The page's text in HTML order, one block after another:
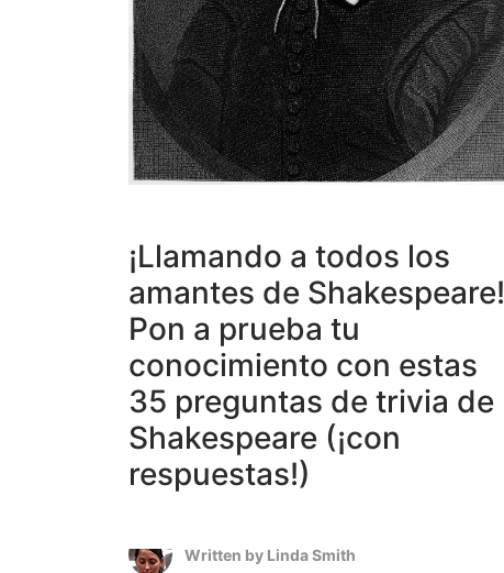
¡Llamando a todos los
amantes de Shakespeare!
Pon a prueba tu
conocimiento con estas
35 preguntas de trivia de
Shakespeare (¡con
respuestas!)
Written by Linda Smith